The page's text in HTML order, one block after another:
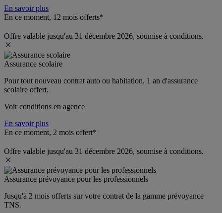
En savoir plus
En ce moment, 12 mois offerts*
Offre valable jusqu'au 31 décembre 2026, soumise à conditions.
Assurance scolaire
Pour tout nouveau contrat auto ou habitation, 1 an d'assurance
scolaire offert.
Voir conditions en agence
En savoir plus
En ce moment, 2 mois offert*
Offre valable jusqu'au 31 décembre 2026, soumise à conditions.
Assurance prévoyance pour les professionnels
Jusqu'à 2 mois offerts sur votre contrat de la gamme prévoyance
TNS.